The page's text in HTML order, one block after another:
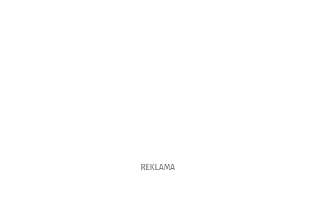
REKLAMA